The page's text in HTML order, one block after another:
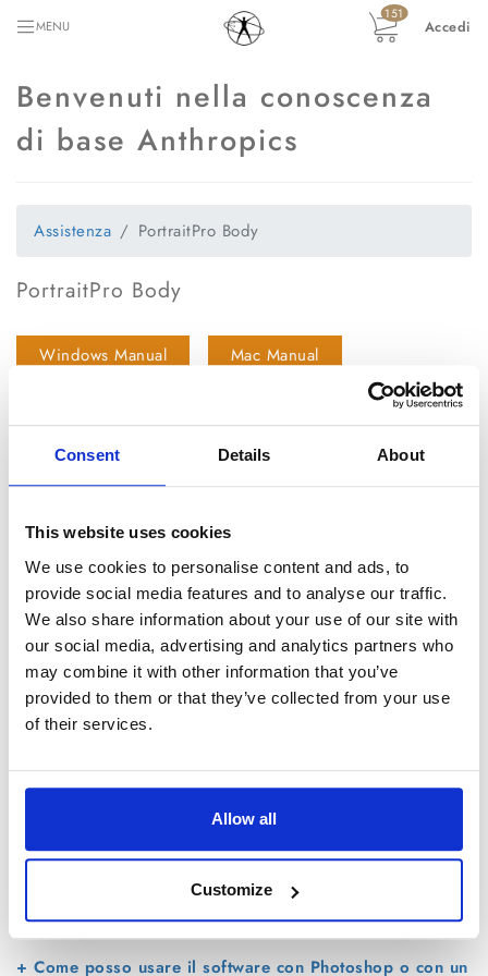
Consent Details About
This website uses cookies
We use cookies to personalise content and ads, to
provide social media features and to analyse our traffic.
We also share information about your use of our site with
our social media, advertising and analytics partners who
may combine it with other information that you’ve
provided to them or that they’ve collected from your use
of their services.
Allow all
Customize
MENU
151
Accedi
Benvenuti nella conoscenza
di base Anthropics
Assistenza PortraitPro Body
PortraitPro Body
Windows Manual Mac Manual
+Dove posso trovare aiuto per PortraitPro Body?
Quali sono i requisiti di sistema per PortraitPro Body?
+Come posso riparare gli strappi nell'immagine?
Come posso correggere lo sfondo quando diventa
+Voglio solo lavorare sul viso. Devo marcare il corpo?
+Posso modificare più di una persona nell'immagine?
PortraitPro Body funziona lentamente sul mio
computer. C'è qualcosa che posso fare al riguardo?
Perché si verifica un arresto anomalo quando apro
un’immagine sul mio PC Windows?
+ Come posso usare il software con Photoshop o con un